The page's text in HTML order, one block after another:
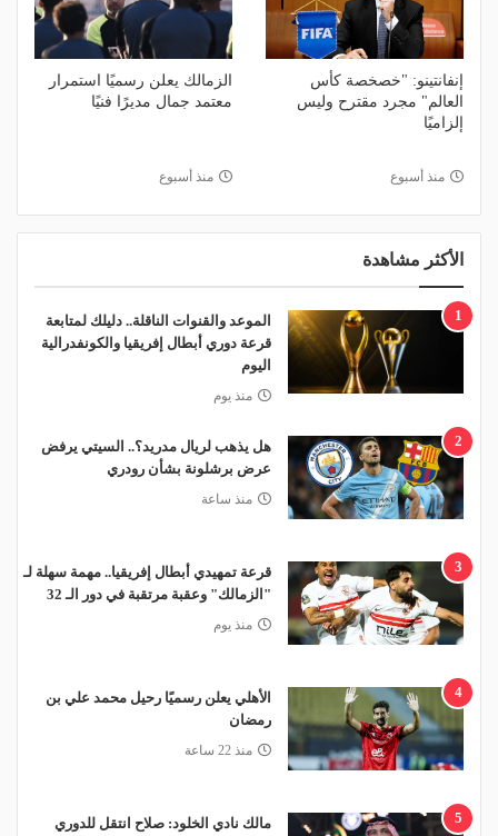
إنفانتينو: "خصخصة كأس
العالم" مجرد مقترح وليس
إلزاميًا
منذ أسبوع
الزمالك يعلن رسميًا استمرار
معتمد جمال مديرًا فنيًا
منذ أسبوع
الأكثر مشاهدة
1
الموعد والقنوات الناقلة.. دليلك لمتابعة
قرعة دوري أبطال إفريقيا والكونفدرالية
اليوم
منذ يوم
2
هل يذهب لريال مدريد؟.. السيتي يرفض
عرض برشلونة بشأن رودري
منذ ساعة
3
قرعة تمهيدي أبطال إفريقيا.. مهمة سهلة لـ
"الزمالك" وعقبة مرتقبة في دور الـ 32
منذ يوم
4
الأهلي يعلن رسميًا رحيل محمد علي بن
رمضان
منذ 22 ساعة
5
مالك نادي الخلود: صلاح انتقل للدوري